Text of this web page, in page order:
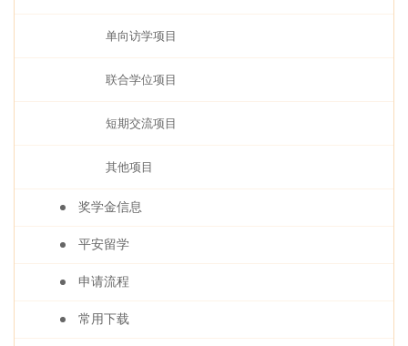
单向访学项目
联合学位项目
短期交流项目
其他项目
奖学金信息
平安留学
申请流程
常用下载